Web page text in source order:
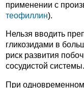
применении с
теофиллин).
Нельзя вводить
гликозидами в
риск развития
сосудистой системы.
При